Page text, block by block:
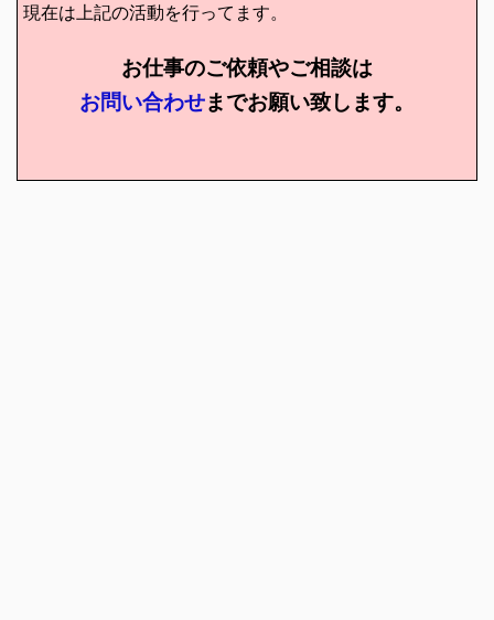
現在は上記の活動を行ってます。
お仕事のご依頼やご相談は
お問い合わせまでお願い致します。